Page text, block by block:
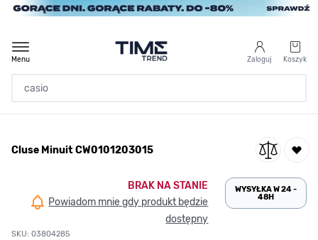
Przejdź do treści
Zaloguj Koszyk
Menu
/
Cluse Minuit CW0101203015
Cluse Minuit CW0101203015
BRAK NA STANIE
Powiadom mnie gdy produkt będzie
dostępny
SKU: 03804285
WYSYŁKA W 24 -
48H